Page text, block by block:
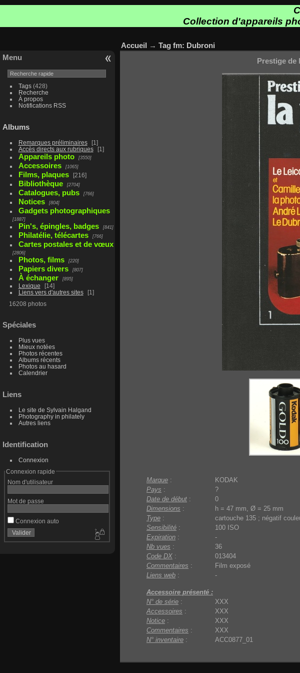
Collection d'appareils
Menu
Tags(428)
Recherche
À propos
Notifications RSS
Albums
Remarques préliminaires
1
Accès directs aux rubriques
1
Appareils photo 3550
Accessoires 1065
Films, plaques 216
Bibliothèque 2704
Catalogues, pubs 766
Notices 804
Gadgets photographiques
1887
Pin's, épingles, badges 841
Philatélie, télécartes 766
Cartes postales et de vœux
2806
Photos, films 220
Papiers divers 807
À échanger 895
Lexique
14
Liens vers d'autres sites
1
16208 photos
Spéciales
Plus vues
Mieux notées
Photos récentes
Albums récents
Photos au hasard
Calendrier
Liens
Le site de Sylvain Halgand
Photography in philately
Autres liens
Identification
Connexion
Connexion rapide
Nom d'utilisateur
Mot de passe
Connexion auto
Accueil → Tag fm: Dubroni
Prestige de
Marque : KODAK
Pays :
?
Date de début : 0
Dimensions : h = 47 mm, Ø = 25 mm
Type : cartouche 135 ; négatif
Sensibilité :
100 ISO
Expiration :
-
Nb vues : 36
Code DX :
013404
Commentaires :
Film exposé
Liens web : -
Accessoire présenté :
N° de série :
XXX
Accessoires :
XXX
Notice :
XXX
Commentaires :
XXX
N° inventaire : ACC0877_01